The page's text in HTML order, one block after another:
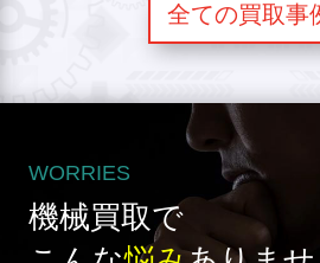
全ての買取事
WORRIES
機械買取で